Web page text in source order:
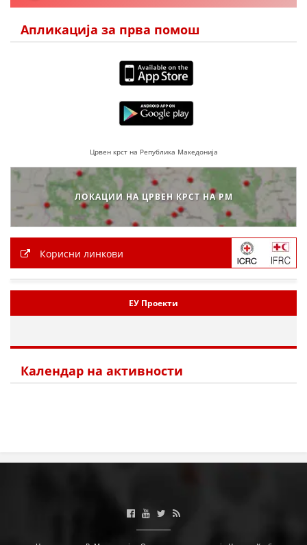
ЕДУКАТИВНО ИНФОРМАТИВНИ МАТЕРИЈАЛИ
Апликација за прва помош
Црвен крст на Република Македонија
ЛОКАЦИИ НА ЦРВЕН КРСТ НА РМ
Корисни линкови
ЕУ Проекти
Календар на активности